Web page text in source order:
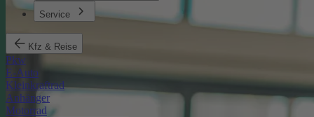
Service
Kfz & Reise
Pkw
E-Auto
Kleinkraftrad
Anhänger
Motorrad